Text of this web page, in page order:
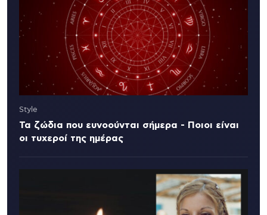
Style
Τα ζώδια που ευνοούνται σήμερα - Ποιοι είναι
οι τυχεροί της ημέρας